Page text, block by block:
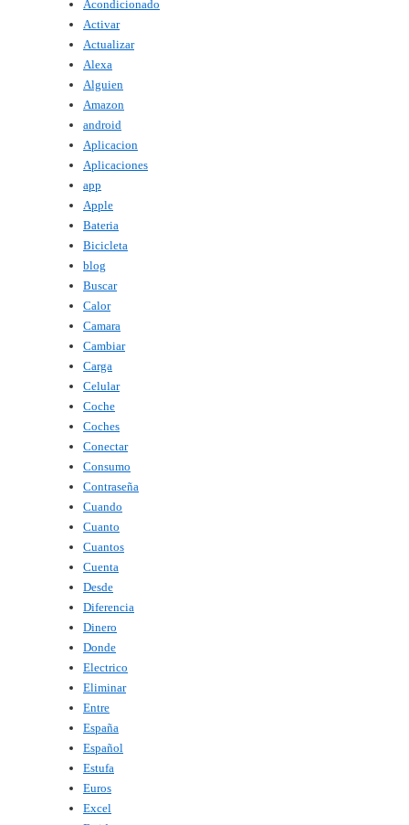
Acondicionado
Activar
Actualizar
Alexa
Alguien
Amazon
android
Aplicacion
Aplicaciones
app
Apple
Bateria
Bicicleta
blog
Buscar
Calor
Camara
Cambiar
Carga
Celular
Coche
Coches
Conectar
Consumo
Contraseña
Cuando
Cuanto
Cuantos
Cuenta
Desde
Diferencia
Dinero
Donde
Electrico
Eliminar
Entre
España
Español
Estufa
Euros
Excel